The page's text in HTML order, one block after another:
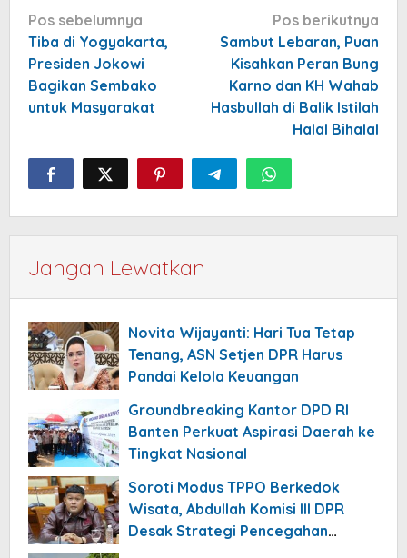
Navigasi
pos
Pos sebelumnya
Tiba di Yogyakarta,
Presiden Jokowi
Bagikan Sembako
untuk Masyarakat
Pos berikutnya
Sambut Lebaran, Puan
Kisahkan Peran Bung
Karno dan KH Wahab
Hasbullah di Balik Istilah
Halal Bihalal
Jangan Lewatkan
Novita Wijayanti: Hari Tua Tetap
Tenang, ASN Setjen DPR Harus
Pandai Kelola Keuangan
Groundbreaking Kantor DPD RI
Banten Perkuat Aspirasi Daerah ke
Tingkat Nasional
Soroti Modus TPPO Berkedok
Wisata, Abdullah Komisi III DPR
Desak Strategi Pencegahan